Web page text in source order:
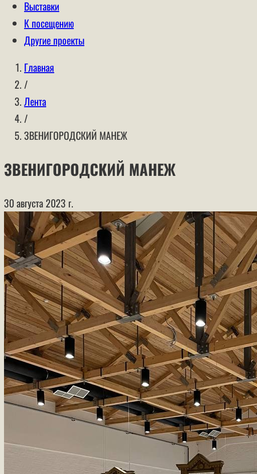
Выставки
К посещению
Другие проекты
Главная
/
Лента
/
ЗВЕНИГОРОДСКИЙ МАНЕЖ
ЗВЕНИГОРОДСКИЙ МАНЕЖ
30 августа 2023 г.